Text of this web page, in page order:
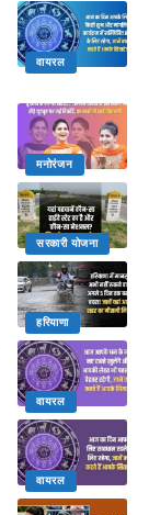
वायरल
मनोरंजन
सरकारी योजना
हरियाणा
वायरल
वायरल